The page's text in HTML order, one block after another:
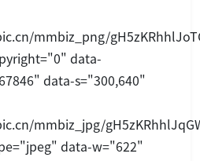
mmbiz_png/
data-
data-s="300,640"
mmbiz_jpg/
data-w="622"